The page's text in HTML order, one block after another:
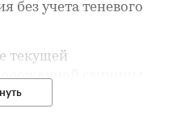
без учета теневого
текущей
свинины